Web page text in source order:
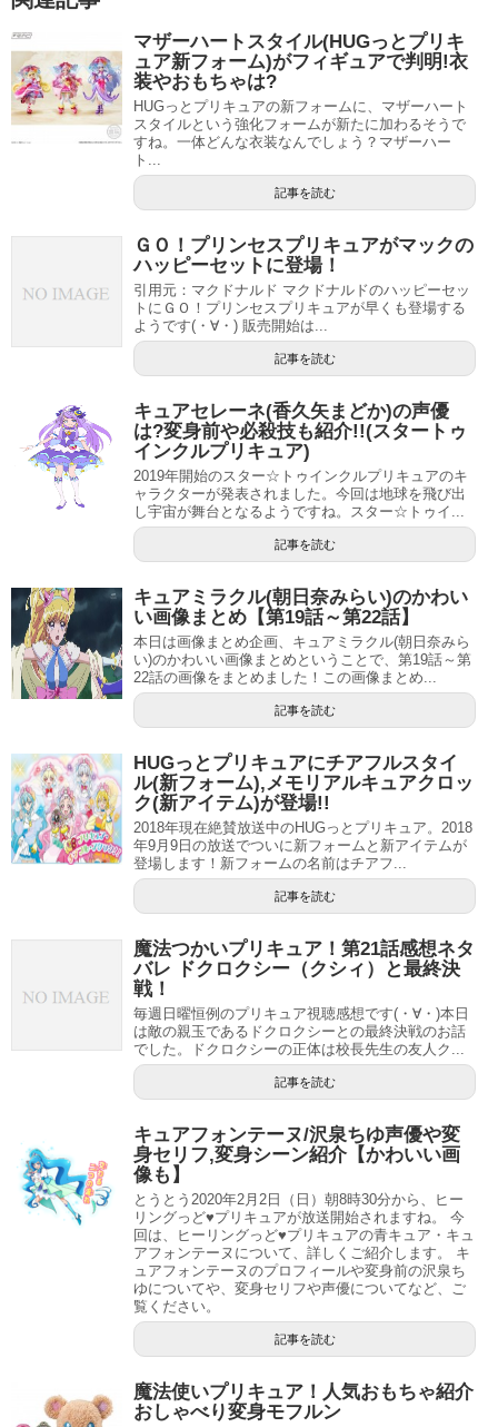
マザーハートスタイル(HUGっとプリキ
ュア新フォーム)がフィギュアで判明!衣
装やおもちゃは?
HUGっとプリキュアの新フォームに、マザーハート
スタイルという強化フォームが新たに加わるそうで
すね。一体どんな衣装なんでしょう？マザーハー
ト...
記事を読む
ＧＯ！プリンセスプリキュアがマックの
ハッピーセットに登場！
引用元：マクドナルド マクドナルドのハッピーセッ
トにＧＯ！プリンセスプリキュアが早くも登場する
ようです(・∀・) 販売開始は...
記事を読む
キュアセレーネ(香久矢まどか)の声優
は?変身前や必殺技も紹介!!(スタートゥ
インクルプリキュア)
2019年開始のスター☆トゥインクルプリキュアのキ
ャラクターが発表されました。今回は地球を飛び出
し宇宙が舞台となるようですね。スター☆トゥイ...
記事を読む
キュアミラクル(朝日奈みらい)のかわい
い画像まとめ【第19話～第22話】
本日は画像まとめ企画、キュアミラクル(朝日奈みら
い)のかわいい画像まとめということで、第19話～第
22話の画像をまとめました！この画像まとめ...
記事を読む
HUGっとプリキュアにチアフルスタイ
ル(新フォーム),メモリアルキュアクロッ
ク(新アイテム)が登場!!
2018年現在絶賛放送中のHUGっとプリキュア。2018
年9月9日の放送でついに新フォームと新アイテムが
登場します！新フォームの名前はチアフ...
記事を読む
魔法つかいプリキュア！第21話感想ネタ
バレ ドクロクシー（クシィ）と最終決
戦！
毎週日曜恒例のプリキュア視聴感想です(・∀・)本日
は敵の親玉であるドクロクシーとの最終決戦のお話
でした。ドクロクシーの正体は校長先生の友人ク...
記事を読む
キュアフォンテーヌ/沢泉ちゆ声優や変
身セリフ,変身シーン紹介【かわいい画
像も】
とうとう2020年2月2日（日）朝8時30分から、ヒー
リングっど♥プリキュアが放送開始されますね。 今
回は、ヒーリングっど♥プリキュアの青キュア・キュ
アフォンテーヌについて、詳しくご紹介します。 キ
ュアフォンテーヌのプロフィールや変身前の沢泉ち
ゆについてや、変身セリフや声優についてなど、ご
覧ください。
記事を読む
魔法使いプリキュア！人気おもちゃ紹介
おしゃべり変身モフルン